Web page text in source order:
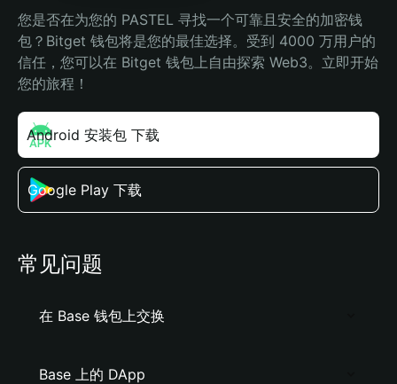
您是否在为您的 PASTEL 寻找一个可靠且安全的加密钱
包？Bitget 钱包将是您的最佳选择。受到 4000 万用户的
信任，您可以在 Bitget 钱包上自由探索 Web3。立即开始
您的旅程！
Android 安装包 下载
Google Play 下载
常见问题
在 Base 钱包上交换
Base 上的 DApp